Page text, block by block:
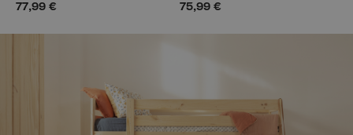
77,99 € 75,99 €